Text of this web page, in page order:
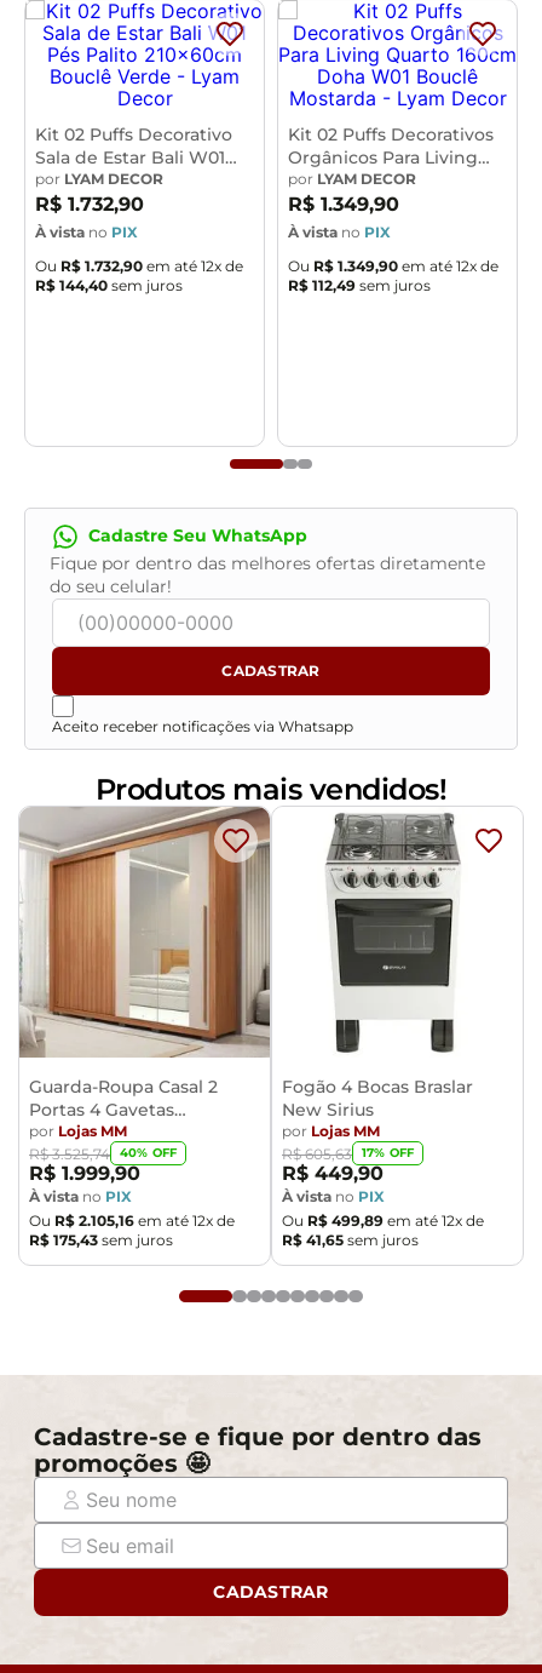
Conteúdo da Embalagem: 2
Puffs
Necessita de Montagem:
Somente dos pés
Instruções/Cuidado:Evitar exposição ao sol, para que
o produto não sofra alterações na cor do tecido. Não
limpar com escovas ou produtos abrasivos.
Observações Importantes:
- As imagens são meramente ilustrativas e não
acompanham objetos de decoração e eletros.
- Pode haver alguma diferença de tonalidade entre a
imagem e o produto, por conta do tratamento de
compra e certifique-se de que passará normalmente
por elevadores, portas, escadas e/ou corredores,
com a entrega do produto.
Kit 02 Puffs Decorativo
Sala de Estar Bali W01
Pés Palito 210x60cm
Bouclê Verde - Lyam
Decor
por LYAM DECOR
R$ 1.732,90
À vista no PIX
Ou R$ 1.732,90 em até 12x de
R$ 144,40 sem juros
Kit 02 Puffs Decorativos
Orgânicos Para Living
Quarto 160cm Doha W01
Bouclê Mostarda - Lyam
Decor
por LYAM DECOR
R$ 1.349,90
À vista no PIX
Ou R$ 1.349,90 em até 12x de
R$ 112,49 sem juros
Cadastre Seu WhatsApp
Fique por dentro das melhores ofertas diretamente
do seu celular!
CADASTRAR
Aceito receber notificações via Whatsapp
Produtos mais vendidos!
Guarda-Roupa Casal 2
Portas 4 Gavetas
Caemmun Moviment
por Lojas MM
R$ 3.525,74 40% OFF
R$ 1.999,90
À vista no PIX
Ou R$ 2.105,16 em até 12x de
R$ 175,43 sem juros
Fogão 4 Bocas Braslar
New Sirius
por Lojas MM
R$ 605,63 17% OFF
R$ 449,90
À vista no PIX
Ou R$ 499,89 em até 12x de
R$ 41,65 sem juros
Cadastre-se e fique por dentro das
promoções 🤩
CADASTRAR